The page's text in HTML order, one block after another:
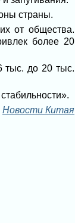
страны.
от общества.
более 20
тыс. до 20 тыс.
Новости Китая